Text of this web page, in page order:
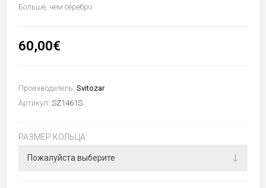
Больше, чем серебро.
60,00€
Производитель: Svitozar
Артикул: SZ1461S
РАЗМЕР КОЛЬЦА: